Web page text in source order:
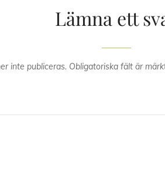
Lämna ett
inte publiceras. Obligatoriska fält är